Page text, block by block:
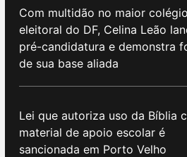
Com multidão no maior colégio
eleitoral do DF, Celina Leão
pré-candidatura e demonstra
de sua base aliada
Lei que autoriza uso da Bíblia
material de apoio escolar é
sancionada em Porto Velho